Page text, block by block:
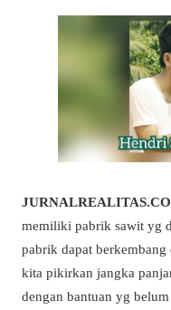
memiliki pabrik sawit yg
pabrik dapat
kita pikirkan jangka
dengan bantuan yg